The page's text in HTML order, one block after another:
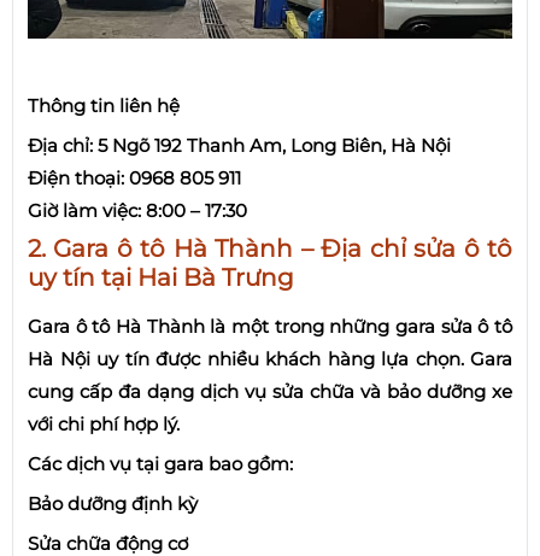
Thông tin liên hệ
Địa chỉ: 5 Ngõ 192 Thanh Am, Long Biên, Hà Nội
Điện thoại: 0968 805 911
Giờ làm việc: 8:00 – 17:30
2. Gara ô tô Hà Thành – Địa chỉ sửa ô tô
uy tín tại Hai Bà Trưng
Gara ô tô Hà Thành là một trong những gara sửa ô tô
Hà Nội uy tín được nhiều khách hàng lựa chọn. Gara
cung cấp đa dạng dịch vụ sửa chữa và bảo dưỡng xe
với chi phí hợp lý.
Các dịch vụ tại gara bao gồm:
Bảo dưỡng định kỳ
Sửa chữa động cơ